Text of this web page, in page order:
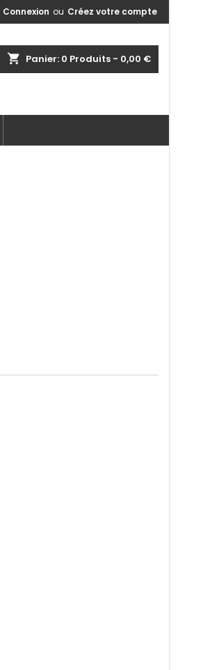
Connexion ou Créez votre compte
shopping_cart Panier: 0 Produits - 0,00 €